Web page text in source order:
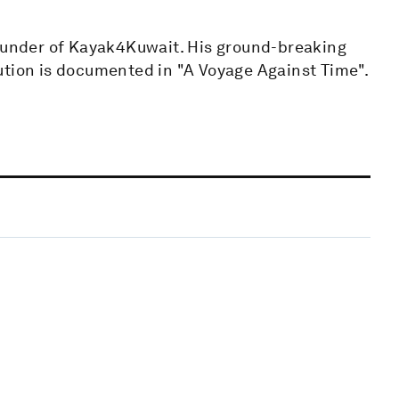
of Kayak4Kuwait. His ground-breaking
is documented in "A Voyage Against Time".